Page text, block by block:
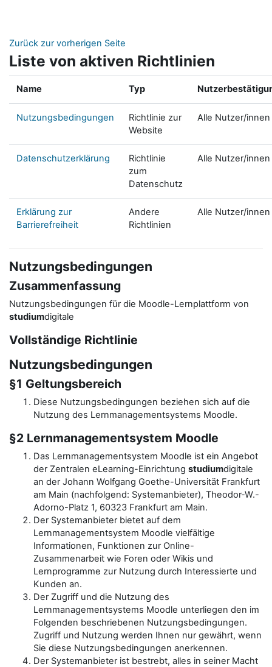
Zurück zur vorherigen Seite
Liste von aktiven Richtlinien
Name Typ
Nutzungsbedingungen
Richtlinie zur
Website
Alle Nutzer/innen
Datenschutzerklärung
Richtlinie
zum
Datenschutz
Alle Nutzer/innen
Erklärung zur
Barrierefreiheit
Andere
Richtlinien
Alle Nutzer/innen
Nutzungsbedingungen
Zusammenfassung
Nutzungsbedingungen für die Moodle-Lernplattform von
studiumdigitale
Vollständige Richtlinie
Nutzungsbedingungen
§1 Geltungsbereich
Diese Nutzungsbedingungen beziehen sich auf die
Nutzung des Lernmanagementsystems Moodle.
§2 Lernmanagementsystem Moodle
Das Lernmanagementsystem Moodle ist ein Angebot
der Zentralen eLearning-Einrichtung studiumdigitale
an der Johann Wolfgang Goethe-Universität Frankfurt
am Main (nachfolgend: Systemanbieter), Theodor-W.-
Adorno-Platz 1, 60323 Frankfurt am Main.
Der Systemanbieter bietet auf dem
Lernmanagementsystem Moodle vielfältige
Informationen, Funktionen zur Online-
Zusammenarbeit wie Foren oder Wikis und
Lernprogramme zur Nutzung durch Interessierte und
Kunden an.
Der Zugriff und die Nutzung des
Lernmanagementsystems Moodle unterliegen den im
Folgenden beschriebenen Nutzungsbedingungen.
Zugriff und Nutzung werden Ihnen nur gewährt, wenn
Sie diese Nutzungsbedingungen anerkennen.
Der Systemanbieter ist bestrebt, alles in seiner Macht